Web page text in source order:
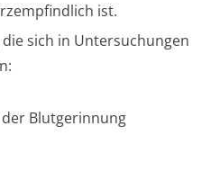
ist.
sich in Untersuchungen
Blutgerinnung